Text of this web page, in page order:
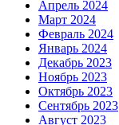
Апрель 2024
Март 2024
Февраль 2024
Январь 2024
Декабрь 2023
Ноябрь 2023
Октябрь 2023
Сентябрь 2023
Август 2023